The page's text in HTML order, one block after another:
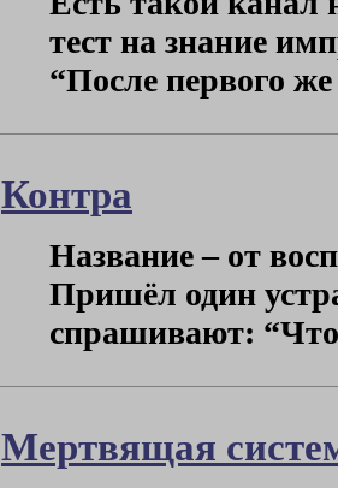
тест на знание
“После первого
Контра
Название – от
Пришёл один
спрашивают:
Мертвящая